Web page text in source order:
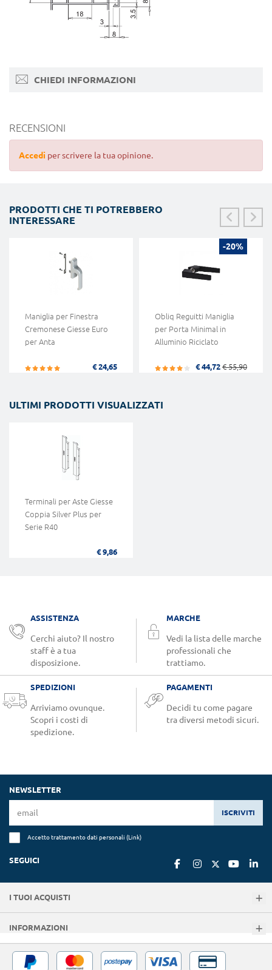
CHIEDI INFORMAZIONI
RECENSIONI
Accedi per scrivere la tua opinione.
PRODOTTI CHE TI POTREBBERO
INTERESSARE
Maniglia per Finestra
Cremonese Giesse Euro
per Anta
€ 24,65
-20%
Obliq Reguitti Maniglia
per Porta Minimal in
Alluminio Riciclato
€ 44,72 € 55,90
ULTIMI PRODOTTI VISUALIZZATI
Terminali per Aste Giesse
Coppia Silver Plus per
Serie R40
€ 9,86
ASSISTENZA
Cerchi aiuto? Il nostro
staff è a tua
disposizione.
MARCHE
Vedi la lista delle marche
professionali che
trattiamo.
SPEDIZIONI
Arriviamo ovunque.
Scopri i costi di
spedizione.
PAGAMENTI
Decidi tu come pagare
tra diversi metodi sicuri.
NEWSLETTER
ISCRIVITI
Accetto trattamento dati personali (Link)
SEGUICI
I TUOI ACQUISTI
INFORMAZIONI